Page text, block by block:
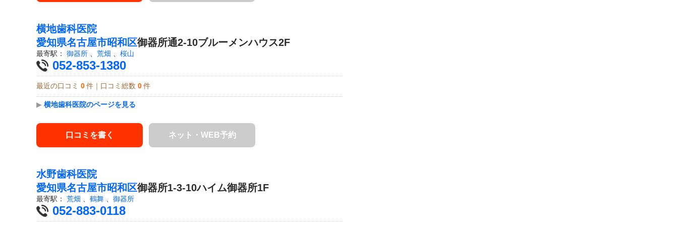
横地歯科医院
愛知県名古屋市昭和区御器所通2-10ブルーメンハウス2F
最寄駅： 御器所 荒畑 桜山
052-853-1380
最近の口コミ 0 件｜口コミ総数 0 件
▶ 横地歯科医院のページを見る
口コミを書く ネット・WEB予約
水野歯科医院
愛知県名古屋市昭和区御器所1-3-10ハイム御器所1F
最寄駅： 荒畑 鶴舞 御器所
052-883-0118